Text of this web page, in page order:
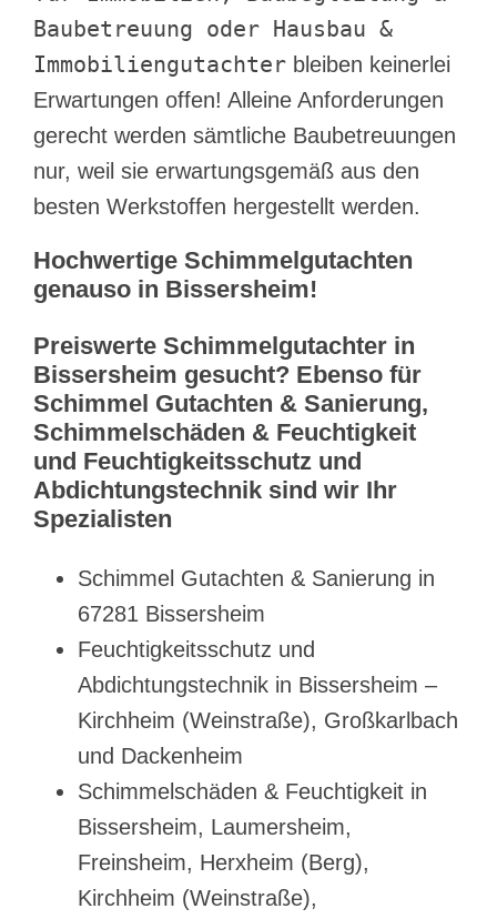
Baubetreuung oder Hausbau &
Immobiliengutachter bleiben keinerlei
Erwartungen offen! Alleine Anforderungen
gerecht werden sämtliche Baubetreuungen
nur, weil sie erwartungsgemäß aus den
besten Werkstoffen hergestellt werden.
Hochwertige Schimmelgutachten
genauso in Bissersheim!
Preiswerte Schimmelgutachter in
Bissersheim gesucht? Ebenso für
Schimmel Gutachten & Sanierung,
Schimmelschäden & Feuchtigkeit
und Feuchtigkeitsschutz und
Abdichtungstechnik sind wir Ihr
Spezialisten
Schimmel Gutachten & Sanierung in
67281 Bissersheim
Feuchtigkeitsschutz und
Abdichtungstechnik in Bissersheim –
Kirchheim (Weinstraße), Großkarlbach
und Dackenheim
Schimmelschäden & Feuchtigkeit in
Bissersheim, Laumersheim,
Freinsheim, Herxheim (Berg),
Kirchheim (Weinstraße),